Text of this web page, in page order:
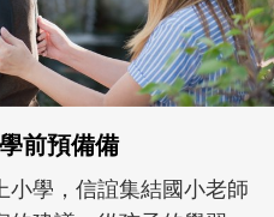
在一次次「前所未有」的
著孩子一起長大。從給予
體遊戲，到獨立自主、角
決問題的能力養成。爸爸
同的模樣，參與孩子每個
歷程。